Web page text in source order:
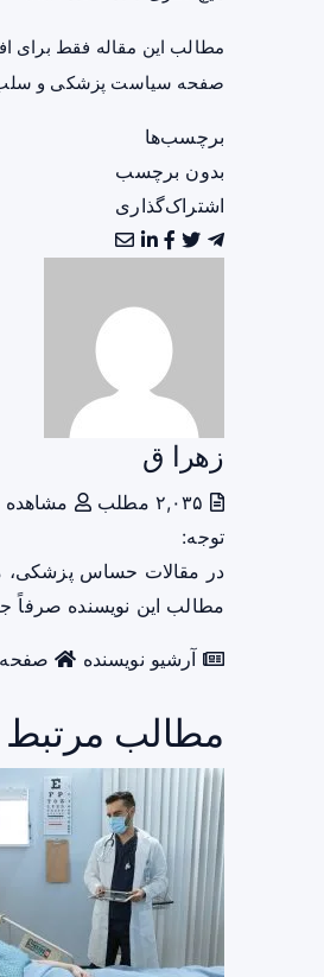
مطالب این مقاله فقط برای
صفحه سیاست پزشکی و
برچسب‌ها
بدون برچسب
اشتراک‌گذاری
زهرا ق
مشاهده
توجه:
در مقالات حساس پزشکی،
مطالب این نویسنده صرفاً
آرشیو نویسنده صفحه
مطالب مرتبط